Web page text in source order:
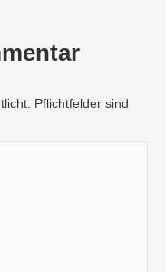
Pflichtfelder sind